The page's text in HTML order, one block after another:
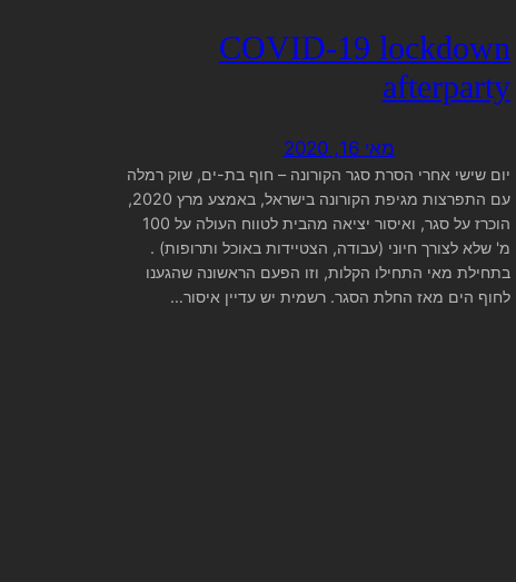
COVID-19 lockdown
afterparty
מאי 16, 2020
יום שישי אחרי הסרת סגר הקורונה – חוף בת-ים, שוק רמלה
עם התפרצות מגיפת הקורונה בישראל, באמצע מרץ 2020,
הוכרז על סגר, ואיסור יציאה מהבית לטווח העולה על 100
מ' שלא לצורך חיוני (עבודה, הצטיידות באוכל ותרופות) .
בתחילת מאי התחילו הקלות, וזו הפעם הראשונה שהגענו
לחוף הים מאז החלת הסגר. רשמית יש עדיין איסור…